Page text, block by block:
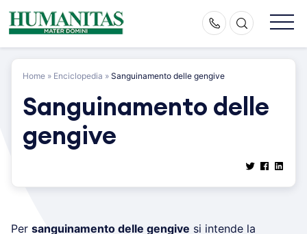
Skip
to
Home » Enciclopedia » Sanguinamento delle gengive
Sanguinamento delle
gengive
Per sanguinamento delle gengive si intende la